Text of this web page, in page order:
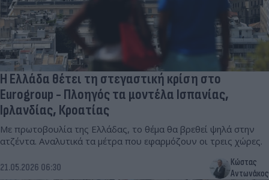
Η Ελλάδα θέτει τη στεγαστική κρίση στο
Eurogroup - Πλοηγός τα μοντέλα Ισπανίας,
Ιρλανδίας, Κροατίας
Mε πρωτοβουλία της Ελλάδας, το θέμα θα βρεθεί ψηλά στην
ατζέντα. Αναλυτικά τα μέτρα που εφαρμόζουν οι τρεις χώρες.
21.05.2026 06:30
Κώστας
Αντωνάκος